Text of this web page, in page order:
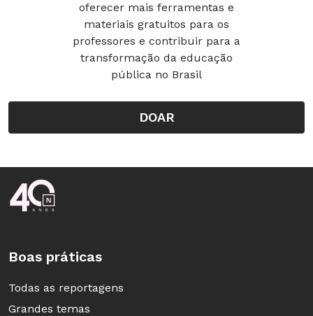
oferecer mais ferramentas e
materiais gratuitos para os
professores e contribuir para a
transformação da educação
pública no Brasil
DOAR
Rodapé da Nova Escola
Boas práticas
Todas as reportagens
Grandes temas